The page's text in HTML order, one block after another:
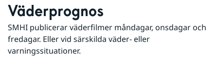
Väderprognos
SMHI publicerar väderfilmer måndagar, onsdagar och
fredagar. Eller vid särskilda väder- eller
varningssituationer.